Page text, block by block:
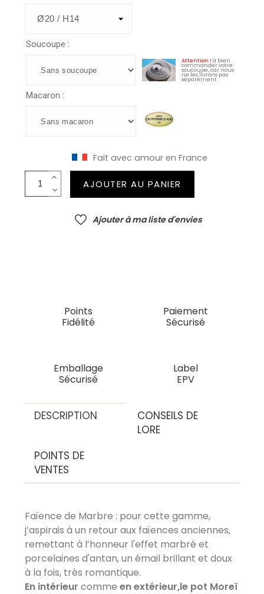
Soucoupe :
Attention !à bien
commander votre
soucoupe, car nous
ne les livrons pas
séparément.
Macaron :
Fait avec amour en France
AJOUTER AU PANIER
Ajouter à ma liste d'envies
Points
Fidélité
Paiement
Sécurisé
Emballage
Sécurisé
Label
EPV
DESCRIPTION
CONSEILS DE
LORE
POINTS DE
VENTES
Faïence de Marbre : pour cette gamme,
j’aspirais à un retour aux faïences anciennes,
remettant à l’honneur l'effet marbré et
porcelaines d'antan, un émail brillant et doux
à la fois, très romantique.
En intérieurcommeen extérieur,le pot Moreï